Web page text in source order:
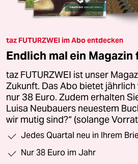
taz FUTURZWEI im Abo entdecken
Endlich mal ein
taz FUTURZWEI ist unser
Zukunft. Das Abo bietet
nur 38 Euro. Zudem erhalten
Luisa Neubauers neuestem
wir mutig sind?“ (solange
Jedes Quartal neu in Ihrem
Nur 38 Euro im Jahr